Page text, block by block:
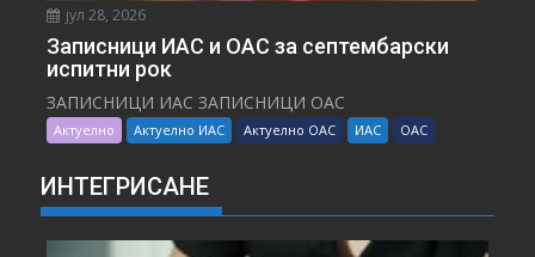
јул 28, 2026
Записници ИАС и ОАС за септембарски
испитни рок
ЗАПИСНИЦИ ИАС ЗАПИСНИЦИ ОАС
Актуелно Актуелно ИАС Актуелно ОАС ИАС ОАС
ИНТЕГРИСАНЕ